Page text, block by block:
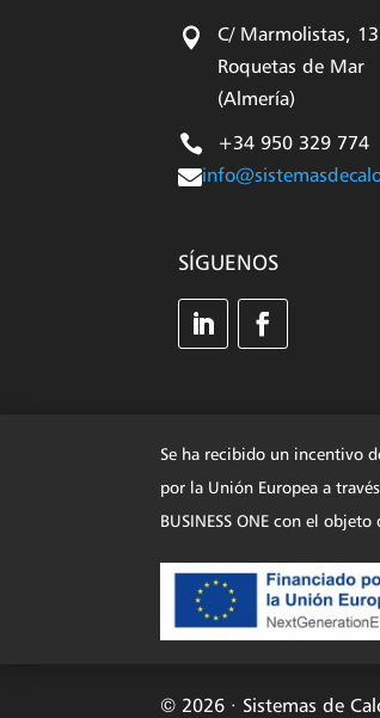

C/ Marmolistas, 13
Roquetas de Mar
(Almería)
 +34 950 329 774

SÍGUENOS
Se ha recibido un incentivo
por la Unión Europea a
BUSINESS ONE con el
© 2026 · Sistemas de